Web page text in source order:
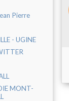
Pierre
- UGINE
MONT-